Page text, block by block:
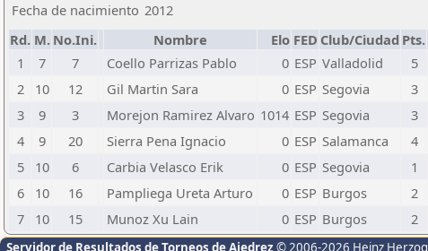
Fecha de nacimiento 2012
Rd. M. No.Ini. Nombre Elo FED Club/Ciudad Pts.
1
7 7 Coello Parrizas Pablo 0 ESP Valladolid 5
2
10 12 Gil Martin Sara 0 ESP Segovia 3
3
9 3 Morejon Ramirez Alvaro 1014 ESP Segovia 3
4
9 20 Sierra Pena Ignacio 0 ESP Salamanca 4
5
10 6 Carbia Velasco Erik 0 ESP Segovia 1
6
10 16 Pampliega Ureta Arturo 0 ESP Burgos 2
7
10 15 Munoz Xu Lain 0 ESP Burgos 2
Servidor de Resultados de Torneos de Ajedrez © 2006-2026 Heinz Herzog